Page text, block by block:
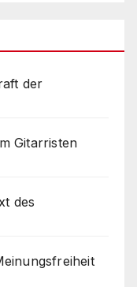
der
Gitarristen
des